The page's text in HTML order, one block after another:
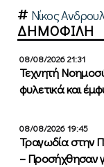
Νίκος
ΔΗΜΟΦΙΛΗ
08/08/2026 21:31
Τεχνητή
φυλετικά και
08/08/2026 19:45
Τραγωδία στην
– Προσήχθησαν